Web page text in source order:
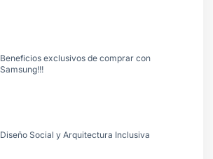
Beneficios exclusivos de comprar con
Samsung!!!
Diseño Social y Arquitectura Inclusiva